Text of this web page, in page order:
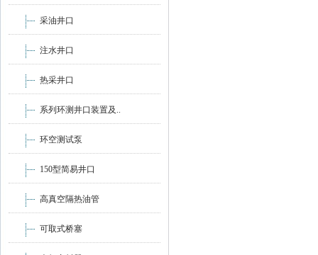
采油井口
注水井口
热采井口
系列环测井口装置及..
环空测试泵
150型简易井口
高真空隔热油管
可取式桥塞